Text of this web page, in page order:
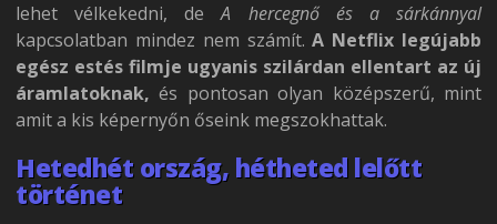
lehet vélkekedni, deA hercegnő és a sárkánnyal
kapcsolatban mindez nem számít.A Netflix legújabb
egész estés filmje ugyanis szilárdan ellentart az új
áramlatoknak, és pontosan olyan középszerű, mint
amit a kis képernyőn őseink megszokhattak.
Hetedhét ország, hétheted lelőtt
történet